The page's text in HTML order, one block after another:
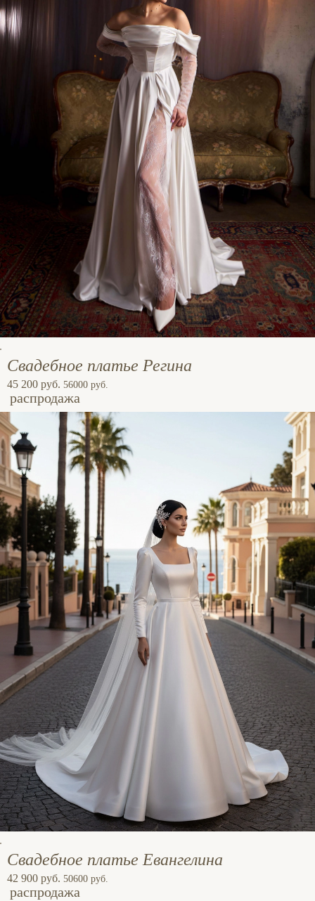
Свадебное платье Регина
45 200 руб. 56000 руб.
распродажа
Свадебное платье Евангелина
42 900 руб. 50600 руб.
распродажа